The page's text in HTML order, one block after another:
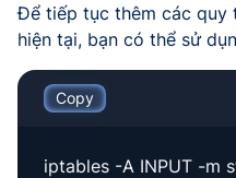
Để tiếp tục thêm các quy
hiện tại, bạn có thể sử
Copy
iptables -A INPUT -m